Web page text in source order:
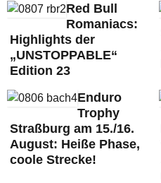
Red Bull
Romaniacs:
Highlights der
„UNSTOPPABLE“
Edition 23
Enduro
Trophy
Straßburg am 15./16.
August: Heiße Phase,
coole Strecke!